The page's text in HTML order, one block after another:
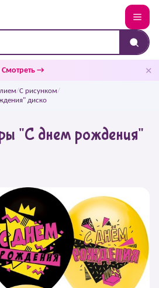
Смотреть → ✕
/С рисунком/
диско
"С днем рождения"